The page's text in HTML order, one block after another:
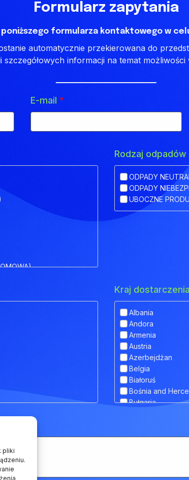
pliki
Formularz zapytania
formularza kontaktowego w
automatycznie przekierowana do
szczegółowych informacji na temat możliwości
E-mail *
POKŁADEM
ZWIERZĄT
Rodzaj odpadów
ODPADY
ODPADY
UBOCZNE
Kraj
Albania
Andora
Armenia
Austria
Azerbejdżan
Belgia
Białoruś
Bośnia and
Bułgaria
Czarnogóra